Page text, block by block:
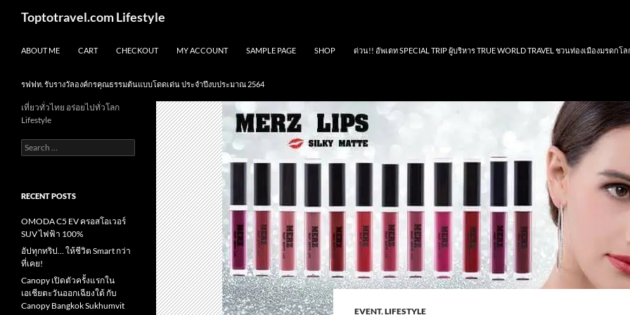
Toptotravel.com Lifestyle
ABOUT ME CART CHECKOUT MY ACCOUNT SAMPLE PAGE SHOP ด่วน!! อัพเดท SPECIAL TRIP ผู้บริหาร TRUE WORLD TRAVEL ชวนท่องเมืองมรดกโล
รฟฟท. รับรางวัลองค์กรคุณธรรมต้นแบบโดดเด่น ประจำปีงบประมาณ 2564
EVENT,LIFESTYLE
เที่ยวทั่วไทย อร่อยไปทั่วโลก
Lifestyle
Search
for:
RECENT POSTS
OMODA C5 EV ครอสโอเวอร์
SUV ไฟฟ้า 100%
อัปทุกทริป… ให้ชีวิต Smart กว่า
ที่เคย!
Canopy เปิดตัวครั้งแรกใน
เอเชียตะวันออกเฉียงใต้ กับ
Canopy Bangkok Sukhumvit